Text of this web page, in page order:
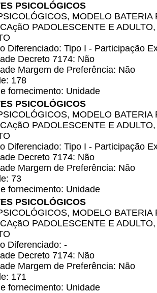
PSICOLÓGICOS
MODELO
PADOLESCENTE E
Diferenciado: Tipo I - Participação
Decreto 7174: Não
Margem de Preferência: Não
178
fornecimento: Unidade
PSICOLÓGICOS
MODELO
PADOLESCENTE E
Diferenciado: Tipo I - Participação
Decreto 7174: Não
Margem de Preferência: Não
73
fornecimento: Unidade
PSICOLÓGICOS
MODELO
PADOLESCENTE E
Diferenciado: -
Decreto 7174: Não
Margem de Preferência: Não
171
fornecimento: Unidade